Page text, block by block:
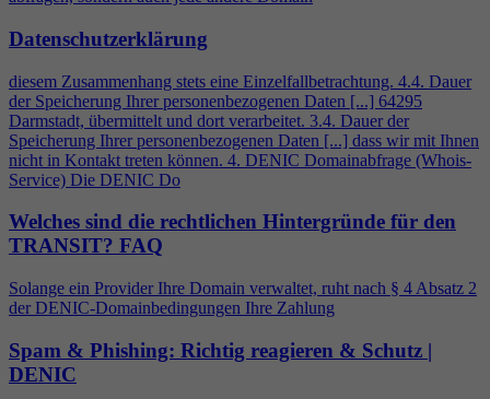
Datenschutzerklärung
diesem Zusammenhang stets eine Einzelfallbetrachtung. 4.4. Dauer
der Speicherung Ihrer personenbezogenen Daten [...] 64295
Darmstadt, übermittelt und dort verarbeitet. 3.4. Dauer der
Speicherung Ihrer personenbezogenen Daten [...] dass wir mit Ihnen
nicht in Kontakt treten können. 4. DENIC Domainabfrage (Whois-
Service) Die DENIC Do
Welches sind die rechtlichen Hintergründe für den
TRANSIT? FAQ
Solange ein Provider Ihre Domain verwaltet, ruht nach § 4 Absatz 2
der DENIC-Domainbedingungen Ihre Zahlung
Spam & Phishing: Richtig reagieren & Schutz |
DENIC